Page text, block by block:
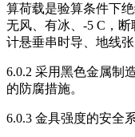
算荷载是验算条件下
无风、有冰、-5 C，
计悬垂串时导、地线
6.0.2 采用黑色金属制
的防腐措施。
6.0.3 金具强度的安全